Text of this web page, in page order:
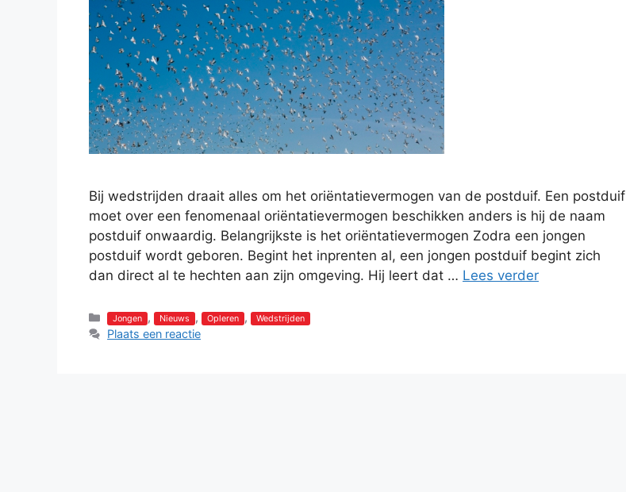
Bij wedstrijden draait alles om het oriëntatievermogen van de postduif. Een postduif
moet over een fenomenaal oriëntatievermogen beschikken anders is hij de naam
postduif onwaardig. Belangrijkste is het oriëntatievermogen Zodra een jongen
postduif wordt geboren. Begint het inprenten al, een jongen postduif begint zich
dan direct al te hechten aan zijn omgeving. Hij leert dat … Lees verder
Categorieën
Jongen , Nieuws , Opleren , Wedstrijden
Plaats een reactie